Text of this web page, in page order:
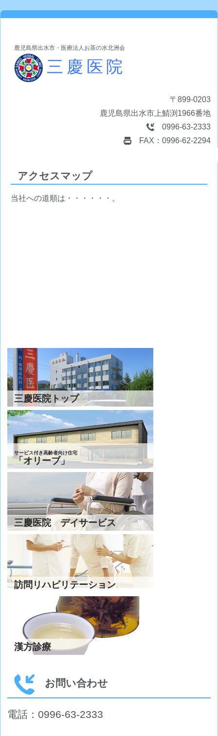
鹿児島県出水市・医療法人お茶の水北洲会
三慶医院
〒899-0203
鹿児島県出水市上鯖渕1966番地
0996-63-2333
FAX：0996-62-2294
アクセスマップ
当社への道順は・・・・・・。
三慶医院トップ
サービス付き高齢者向け住宅
「オリーブ」
三慶医院 デイサービス
訪問リハビリテーション
漢方診療
お問い合わせ
電話：0996-63-2333